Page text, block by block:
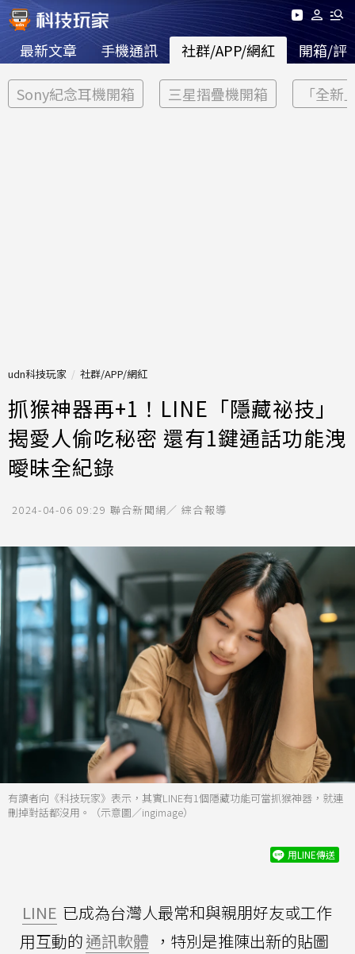
最新文章 手機通訊 社群/APP/網紅 開箱/評
Sony紀念耳機開箱 三星摺疊機開箱 「全新
udn科技玩家 社群/APP/網紅
抓猴神器再+1！LINE「隱藏祕技」
揭愛人偷吃秘密 還有1鍵通話功能洩
曖昧全紀錄
2024-04-06 09:29 聯合新聞網／ 綜合報導
有讀者向《科技玩家》表示，其實LINE有1個隱藏功能可當抓猴神器，就連
刪掉對話都沒用。（示意圖／ingimage）
用LINE傳送
LINE 已成為台灣人最常和與親朋好友或工作
用互動的通訊軟體 ，特別是推陳出新的貼圖